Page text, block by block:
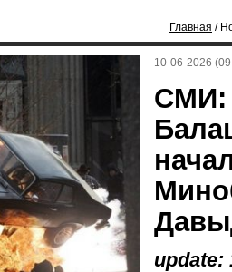
Главная /
10-06-2026
СМИ:
update: